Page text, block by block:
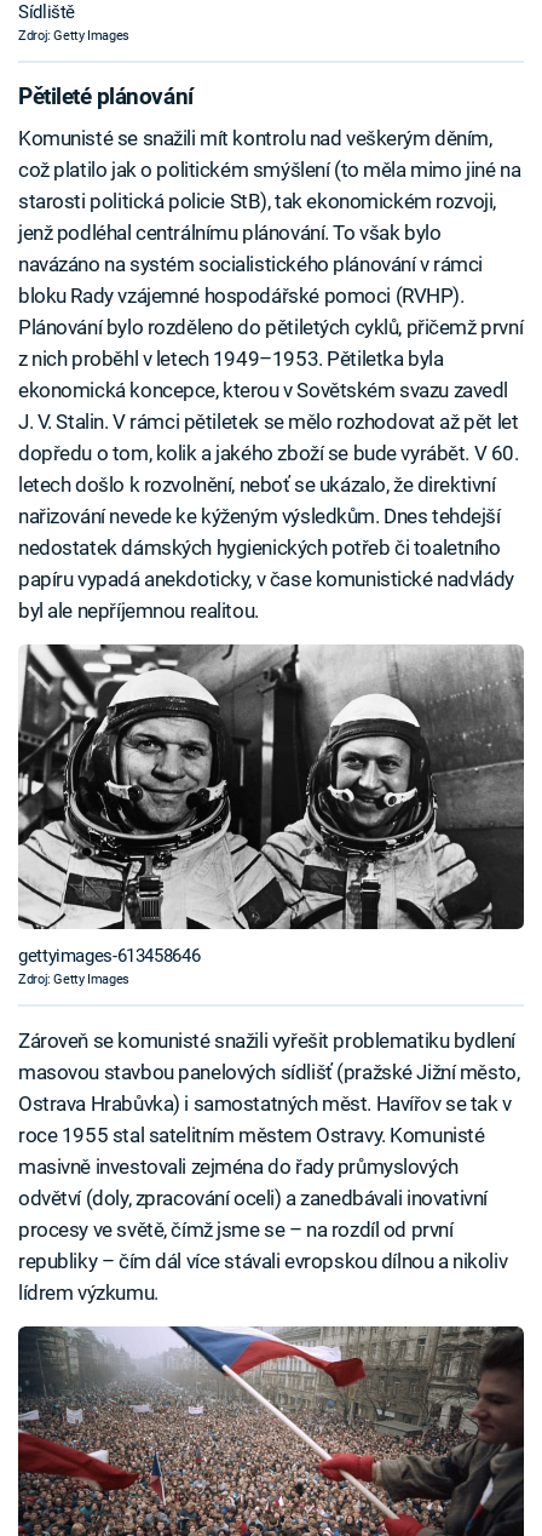
Sídliště
Zdroj: Getty Images
Pětileté plánování
Komunisté se snažili mít kontrolu nad veškerým děním,
což platilo jak o politickém smýšlení (to měla mimo jiné na
starosti politická policie StB), tak ekonomickém rozvoji,
jenž podléhal centrálnímu plánování. To však bylo
navázáno na systém socialistického plánování v rámci
bloku Rady vzájemné hospodářské pomoci (RVHP).
Plánování bylo rozděleno do pětiletých cyklů, přičemž první
z nich proběhl v letech 1949–1953. Pětiletka byla
ekonomická koncepce, kterou v Sovětském svazu zavedl
J. V. Stalin. V rámci pětiletek se mělo rozhodovat až pět let
dopředu o tom, kolik a jakého zboží se bude vyrábět. V 60.
letech došlo k rozvolnění, neboť se ukázalo, že direktivní
nařizování nevede ke kýženým výsledkům. Dnes tehdejší
nedostatek dámských hygienických potřeb či toaletního
papíru vypadá anekdoticky, v čase komunistické nadvlády
byl ale nepříjemnou realitou.
gettyimages-613458646
Zdroj: Getty Images
Zároveň se komunisté snažili vyřešit problematiku bydlení
masovou stavbou panelových sídlišť (pražské Jižní město,
Ostrava Hrabůvka) i samostatných měst. Havířov se tak v
roce 1955 stal satelitním městem Ostravy. Komunisté
masivně investovali zejména do řady průmyslových
odvětví (doly, zpracování oceli) a zanedbávali inovativní
procesy ve světě, čímž jsme se – na rozdíl od první
republiky – čím dál více stávali evropskou dílnou a nikoliv
lídrem výzkumu.